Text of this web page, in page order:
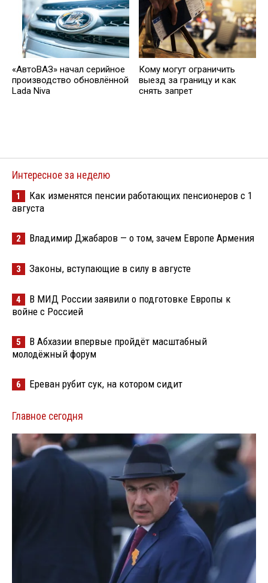
«АвтоВАЗ» начал серийное
производство обновлённой
Lada Niva
Кому могут ограничить
выезд за границу и как
снять запрет
Интересное за неделю
1
Как изменятся пенсии работающих пенсионеров с 1
августа
2 Владимир Джабаров — о том, зачем Европе Армения
3 Законы, вступающие в силу в августе
4
В МИД России заявили о подготовке Европы к
войне с Россией
5
В Абхазии впервые пройдёт масштабный
молодёжный форум
6 Ереван рубит сук, на котором сидит
Главное сегодня